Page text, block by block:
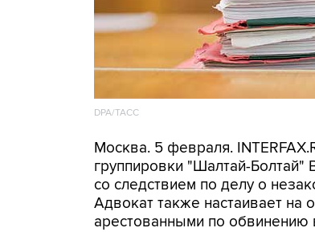
DPA/ТАСС
Москва. 5 февраля.
группировки "Шалтай-Болтай"
со следствием по делу о
Адвокат также настаивает на
арестованными по обвинению